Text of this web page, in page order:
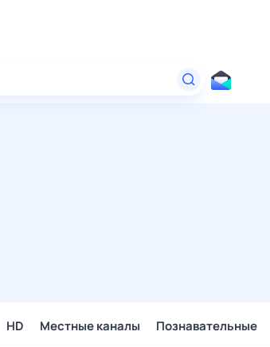
HD Местные каналы Познавательные